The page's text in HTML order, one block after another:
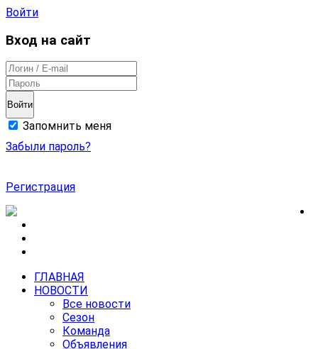
Войти
Вход на сайт
Войти
Запомнить меня
Забыли пароль?
Регистрация
ГЛАВНАЯ
НОВОСТИ
Все новости
Сезон
Команда
Объявления